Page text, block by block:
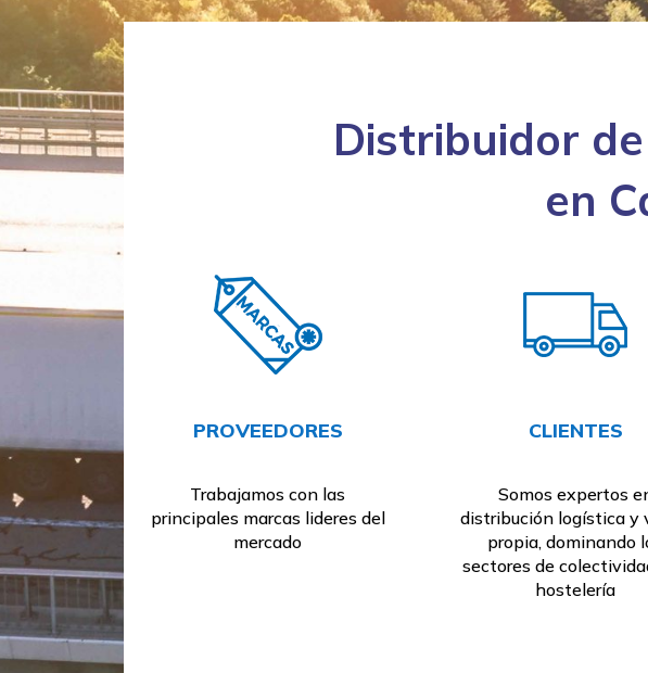
Distribuidor
en
PROVEEDORES
Trabajamos con las
principales marcas lideres del
mercado
CLIENTES
Somos expertos
distribución logística y
propia, dominando
sectores de
hostelería